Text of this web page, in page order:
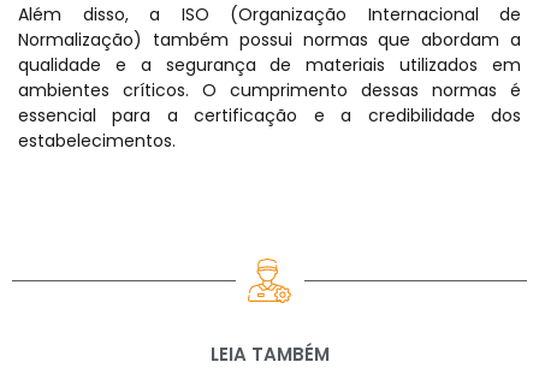
Além disso, a ISO (Organização Internacional de
Normalização) também possui normas que abordam a
qualidade e a segurança de materiais utilizados em
ambientes críticos. O cumprimento dessas normas é
essencial para a certificação e a credibilidade dos
estabelecimentos.
LEIA TAMBÉM